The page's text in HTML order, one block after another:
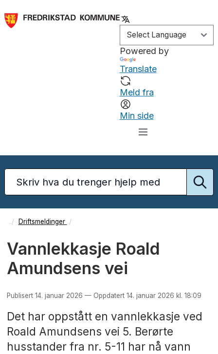
Powered by
Translate
Meld fra
Min side
Driftsmeldinger
Vannlekkasje Roald
Amundsens vei
Publisert 14. januar 2026 — Oppdatert 14. januar 2026 kl. 18:09
Det har oppstått en vannlekkasje ved
Roald Amundsens vei 5. Berørte
husstander fra nr. 5-11 har nå vann